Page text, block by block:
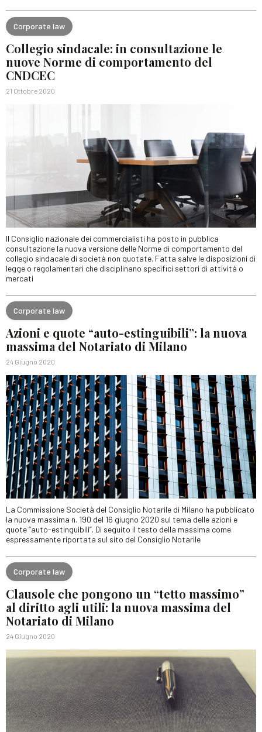
Corporate law
Collegio sindacale: in consultazione le
nuove Norme di comportamento del
CNDCEC
21 Ottobre 2020
Il Consiglio nazionale dei commercialisti ha posto in pubblica
consultazione la nuova versione delle Norme di comportamento del
collegio sindacale di società non quotate. Fatta salve le disposizioni di
legge o regolamentari che disciplinano specifici settori di attività o
mercati
Corporate law
Azioni e quote “auto-estinguibili”: la nuova
massima del Notariato di Milano
24 Giugno 2020
La Commissione Società del Consiglio Notarile di Milano ha pubblicato
la nuova massima n. 190 del 16 giugno 2020 sul tema delle azioni e
quote “auto-estinguibili”. Di seguito il testo della massima come
espressamente riportata sul sito del Consiglio Notarile
Corporate law
Clausole che pongono un “tetto massimo”
al diritto agli utili: la nuova massima del
Notariato di Milano
24 Giugno 2020